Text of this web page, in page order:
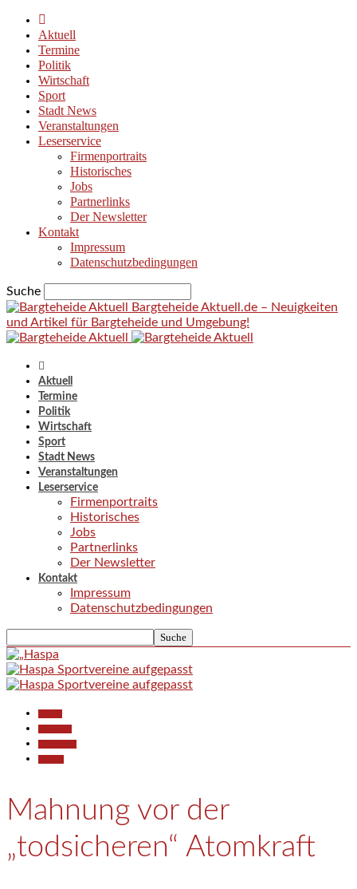
Aktuell
Termine
Politik
Wirtschaft
Sport
Stadt News
Veranstaltungen
Leserservice
Firmenportraits
Historisches
Jobs
Partnerlinks
Der Newsletter
Kontakt
Impressum
Datenschutzbedingungen
Suche
Bargteheide Aktuell.de – Neuigkeiten
und Artikel für Bargteheide und Umgebung!
Aktuell
Termine
Politik
Wirtschaft
Sport
Stadt News
Veranstaltungen
Leserservice
Firmenportraits
Historisches
Jobs
Partnerlinks
Der Newsletter
Kontakt
Impressum
Datenschutzbedingungen
Mahnung vor der
„todsicheren“ Atomkraft